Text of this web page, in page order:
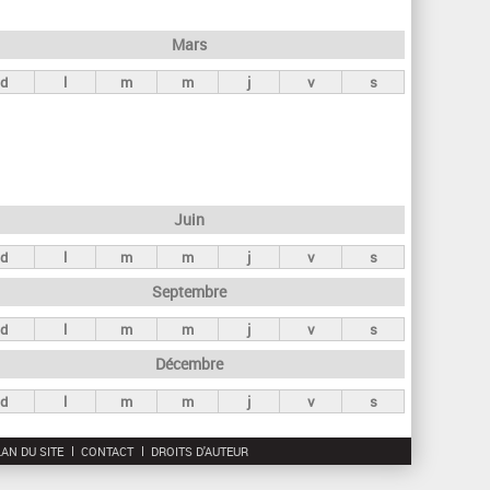
r
c
Mars
d l m m j v s
Juin
d l m m j v s
Septembre
d l m m j v s
Décembre
d l m m j v s
DU SITE CONTACT DROITS D'AUTEUR